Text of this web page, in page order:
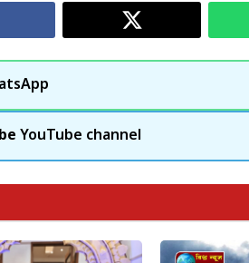
YouTube channel